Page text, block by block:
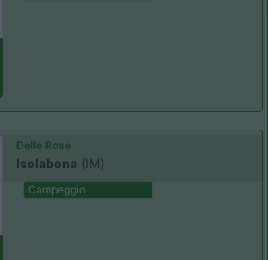
Delle Rose
Isolabona (IM)
Campeggio